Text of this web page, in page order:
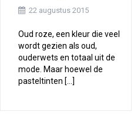
22 augustus 2015
Oud roze, een kleur die veel
wordt gezien als oud,
ouderwets en totaal uit de
mode. Maar hoewel de
pasteltinten […]